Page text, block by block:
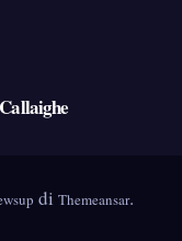
di Themeansar.